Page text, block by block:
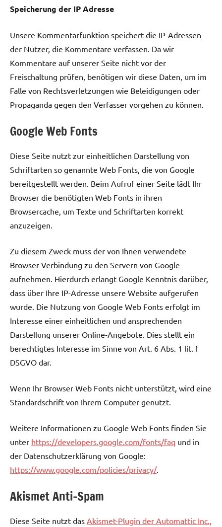
Speicherung der IP Adresse
Unsere Kommentarfunktion speichert die IP-Adressen
der Nutzer, die Kommentare verfassen. Da wir
Kommentare auf unserer Seite nicht vor der
Freischaltung prüfen, benötigen wir diese Daten, um im
Falle von Rechtsverletzungen wie Beleidigungen oder
Propaganda gegen den Verfasser vorgehen zu können.
Google Web Fonts
Diese Seite nutzt zur einheitlichen Darstellung von
Schriftarten so genannte Web Fonts, die von Google
bereitgestellt werden. Beim Aufruf einer Seite lädt Ihr
Browser die benötigten Web Fonts in ihren
Browsercache, um Texte und Schriftarten korrekt
anzuzeigen.
Zu diesem Zweck muss der von Ihnen verwendete
Browser Verbindung zu den Servern von Google
aufnehmen. Hierdurch erlangt Google Kenntnis darüber,
dass über Ihre IP-Adresse unsere Website aufgerufen
wurde. Die Nutzung von Google Web Fonts erfolgt im
Interesse einer einheitlichen und ansprechenden
Darstellung unserer Online-Angebote. Dies stellt ein
berechtigtes Interesse im Sinne von Art. 6 Abs. 1 lit. f
DSGVO dar.
Wenn Ihr Browser Web Fonts nicht unterstützt, wird eine
Standardschrift von Ihrem Computer genutzt.
Weitere Informationen zu Google Web Fonts finden Sie
unter https://developers.google.com/fonts/faq und in
der Datenschutzerklärung von Google:
https://www.google.com/policies/privacy/.
Akismet Anti-Spam
Diese Seite nutzt das Akismet-Plugin der Automattic Inc.,